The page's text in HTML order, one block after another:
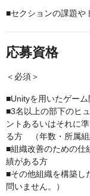
■セクションの課題や
応募資格
＜必須＞
■Unityを用いたゲー
■3名以上の部下のヒ
ントあるいはそれに
る方 （年数・所属組
■組織改善のための仕
績がある方
■その他組織を構築
問いません。）